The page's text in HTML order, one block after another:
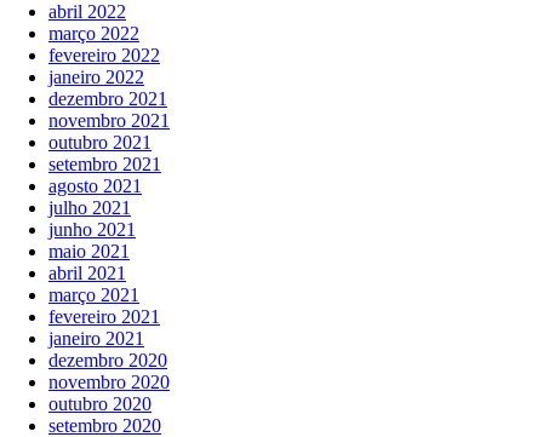
abril 2022
março 2022
fevereiro 2022
janeiro 2022
dezembro 2021
novembro 2021
outubro 2021
setembro 2021
agosto 2021
julho 2021
junho 2021
maio 2021
abril 2021
março 2021
fevereiro 2021
janeiro 2021
dezembro 2020
novembro 2020
outubro 2020
setembro 2020